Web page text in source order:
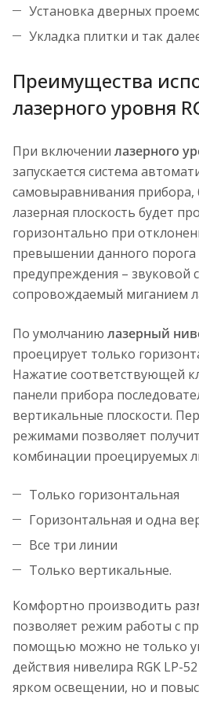
Установка дверных
Укладка плитки и так
Преимущества
лазерного уровня
При включении лазерного
запускается система
самовыравнивания прибора,
лазерная плоскость будет
горизонтально при
превышении данного порога
предупреждения – звуковой
сопровождаемый миганием
По умолчанию лазерный
проецирует только
Нажатие соответствующей
панели прибора
вертикальные плоскости.
режимами позволяет
комбинации проецируемых
Только горизонтальная
Горизонтальная и одна
Все три линии
Только вертикальные.
Комфортно производить
позволяет режим работы с
помощью можно не только
действия нивелира RGK LP-
ярком освещении, но и